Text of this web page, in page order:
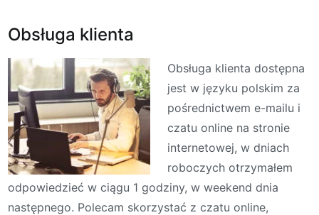
Obsługa klienta
Obsługa klienta dostępna
jest w języku polskim za
pośrednictwem e-mailu i
czatu online na stronie
internetowej, w dniach
roboczych otrzymałem
odpowiedzieć w ciągu 1 godziny, w weekend dnia
następnego. Polecam skorzystać z czatu online,